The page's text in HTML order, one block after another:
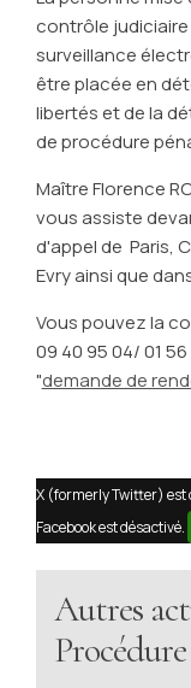
contrôle
surveillance
être placée en
libertés et de la
de procédure
Maître Florence
vous assiste
d'appel de Paris,
Evry ainsi que
Vous pouvez la
09 40 95 04/ 01
"demande de
X (formerly Twitter) est
Facebook est désactivé.
Autres